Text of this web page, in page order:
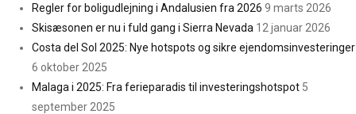
Regler for boligudlejning i Andalusien fra 2026 9 marts 2026
Skisæsonen er nu i fuld gang i Sierra Nevada 12 januar 2026
Costa del Sol 2025: Nye hotspots og sikre ejendomsinvesteringer
6 oktober 2025
Malaga i 2025: Fra ferieparadis til investeringshotspot 5
september 2025